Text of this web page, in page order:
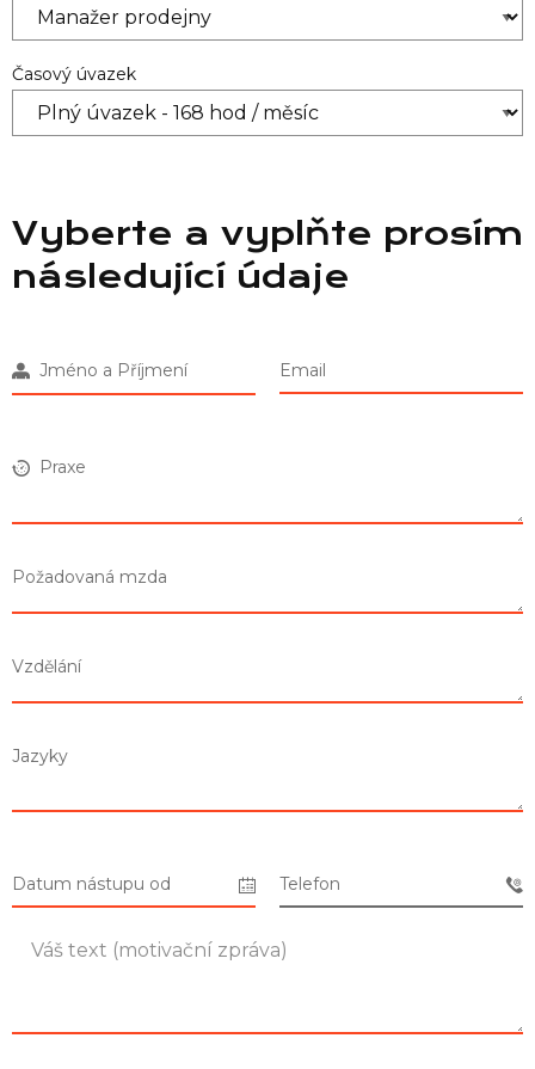
Seznam prodejen
Informace
Časový úvazek
Vyberte a vyplňte prosím
následující údaje
Jméno a Příjmení Email
Praxe
Požadovaná mzda
Vzdělání
Jazyky
Datum nástupu od Telefon